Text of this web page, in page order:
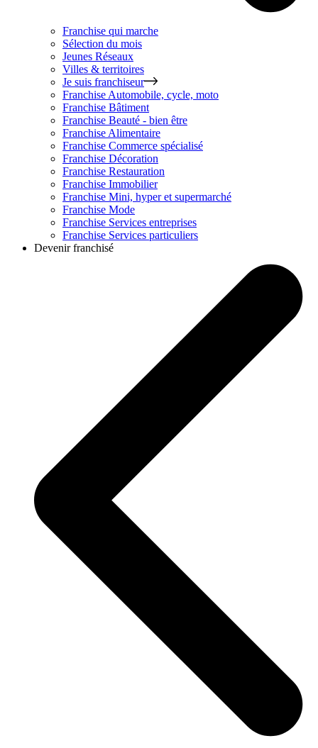
Franchise qui marche
Sélection du mois
Jeunes Réseaux
Villes & territoires
Je suis franchiseur
Franchise Automobile, cycle, moto
Franchise Bâtiment
Franchise Beauté - bien être
Franchise Alimentaire
Franchise Commerce spécialisé
Franchise Décoration
Franchise Restauration
Franchise Immobilier
Franchise Mini, hyper et supermarché
Franchise Mode
Franchise Services entreprises
Franchise Services particuliers
Devenir franchisé